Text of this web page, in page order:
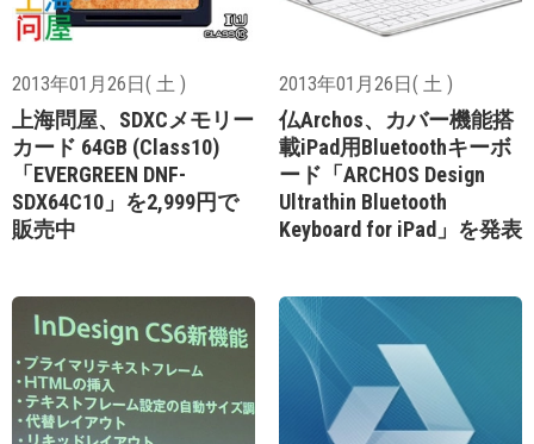
2013年01月26日( 土 )
上海問屋、SDXCメモリー
カード 64GB (Class10)
「EVERGREEN DNF-
SDX64C10」を2,999円で
販売中
2013年01月26日( 土 )
仏Archos、カバー機能搭
載iPad用Bluetoothキーボ
ード「ARCHOS Design
Ultrathin Bluetooth
Keyboard for iPad」を発表